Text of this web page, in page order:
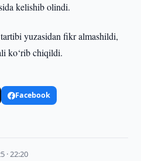
kelishib olindi.
yuzasidan fikr almashildi,
ko‘rib chiqildi.
Facebook
· 22:20